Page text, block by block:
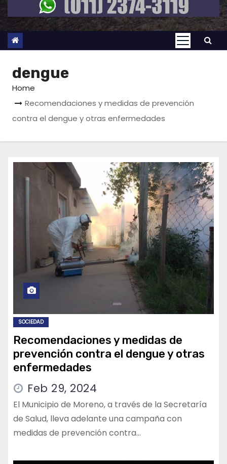
dengue
Home
Recomendaciones y medidas de prevención
contra el dengue y otras enfermedades
SOCIEDAD
Recomendaciones y medidas de
prevención contra el dengue y otras
enfermedades
Feb 29, 2024
El Municipio de Moreno, a través de la Secretaría
de Salud, lleva adelante una campaña con
medidas de prevención contra…